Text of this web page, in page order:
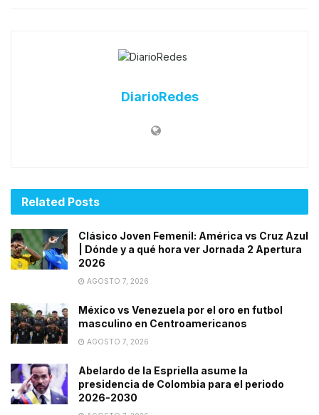
DiarioRedes
Related Posts
Clásico Joven Femenil: América vs Cruz Azul
| Dónde y a qué hora ver Jornada 2 Apertura
2026
AGOSTO 7, 2026
México vs Venezuela por el oro en futbol
masculino en Centroamericanos
AGOSTO 7, 2026
Abelardo de la Espriella asume la
presidencia de Colombia para el periodo
2026-2030